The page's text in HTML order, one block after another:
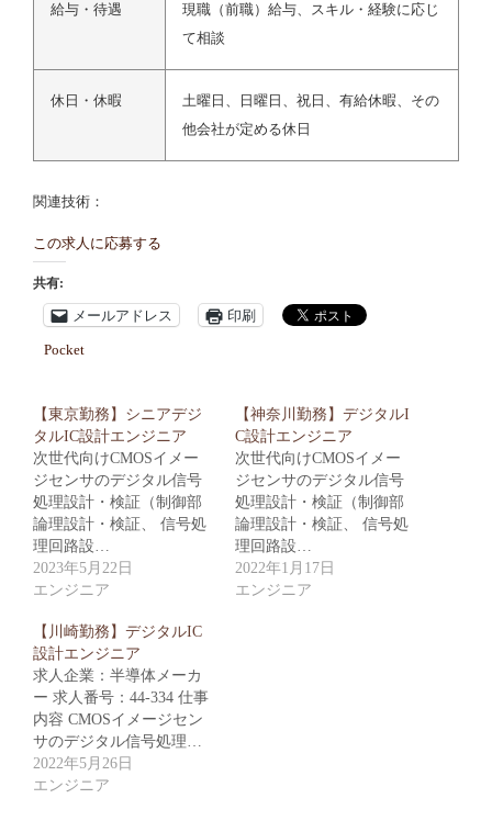
給与・待遇
現職（前職）給与、スキル・経験に応じ
て相談
休日・休暇
土曜日、日曜日、祝日、有給休暇、その
他会社が定める休日
関連技術：
この求人に応募する
共有:
メールアドレス 印刷
Pocket
【東京勤務】シニアデジ
タルIC設計エンジニア
次世代向けCMOSイメー
ジセンサのデジタル信号
処理設計・検証（制御部
論理設計・検証、 信号処
理回路設…
2023年5月22日
エンジニア
【神奈川勤務】デジタルI
C設計エンジニア
次世代向けCMOSイメー
ジセンサのデジタル信号
処理設計・検証（制御部
論理設計・検証、 信号処
理回路設…
2022年1月17日
エンジニア
【川崎勤務】デジタルIC
設計エンジニア
求人企業：半導体メーカ
ー 求人番号：44-334 仕事
内容 CMOSイメージセン
サのデジタル信号処理…
2022年5月26日
エンジニア